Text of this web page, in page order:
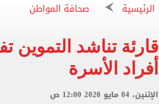
طرابزون سبور ينفي
قفزة أعادت الزمن
الأهلي ينهي مرانه
انطلاق مباراة مصر
الرئيسية صحافة المواطن
قارئة تناشد التموين
أفراد الأسرة
الإثنين، 04 مايو 2020 12:00 ص